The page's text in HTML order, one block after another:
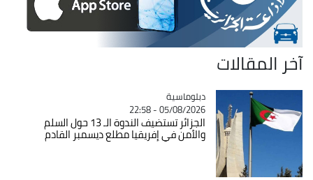
آخر المقالات
Catégorie
دبلوماسية
05/08/2026 - 22:58
الجزائر تستضيف الندوة الـ 13 حول السلم
والأمن في إفريقيا مطلع ديسمبر القادم